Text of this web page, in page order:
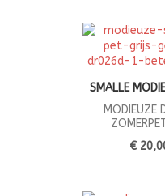
SMALLE
MODIEUZE
€